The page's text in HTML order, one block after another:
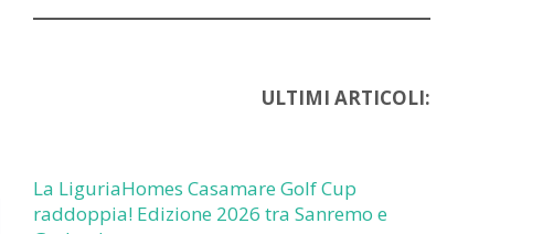
ULTIMI ARTICOLI:
La LiguriaHomes Casamare Golf Cup
raddoppia! Edizione 2026 tra Sanremo e